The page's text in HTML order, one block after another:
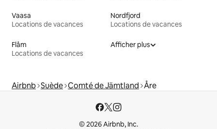
Vaasa
Locations de vacances
Nordfjord
Locations de vacances
Flåm
Locations de vacances
Afficher plus
Airbnb Suède Comté de Jämtland Åre
© 2026 Airbnb, Inc.